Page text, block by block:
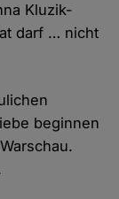
Kluzik-
darf … nicht
beginnen